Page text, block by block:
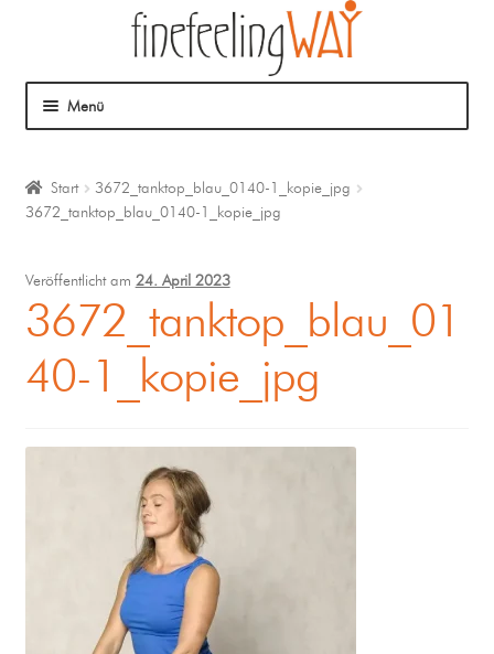
Menü
Mein Angebot
Coaching
Klangmassage
Start
3672_tanktop_blau_0140-1_kopie_jpg
3672_tanktop_blau_0140-1_kopie_jpg
Veröffentlicht am 24. April 2023
3672_tanktop_blau_01
40-1_kopie_jpg